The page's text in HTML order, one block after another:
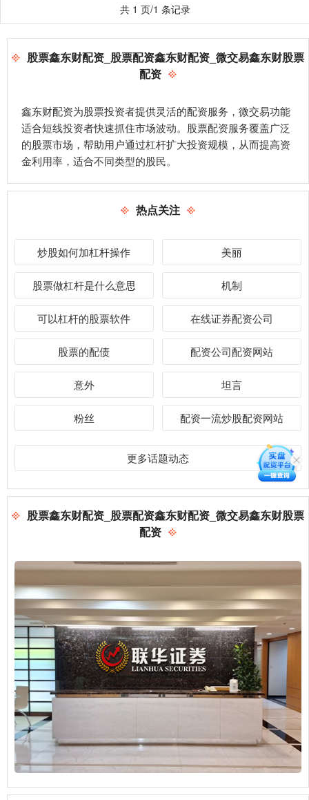
共 1 页/1 条记录
股票鑫东财配资_股票配资鑫东财配资_微交易鑫东财股票
配资
鑫东财配资为股票投资者提供灵活的配资服务，微交易功能
适合短线投资者快速抓住市场波动。股票配资服务覆盖广泛
的股票市场，帮助用户通过杠杆扩大投资规模，从而提高资
金利用率，适合不同类型的股民。
热点关注
炒股如何加杠杆操作 美丽
股票做杠杆是什么意思 机制
可以杠杆的股票软件 在线证券配资公司
股票的配债 配资公司配资网站
意外 坦言
粉丝 配资一流炒股配资网站
更多话题动态
股票鑫东财配资_股票配资鑫东财配资_微交易鑫东财股票
配资